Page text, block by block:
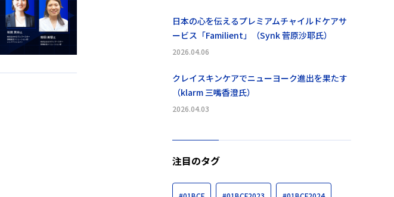
日本の心を伝えるプレミアムチャイルドケアサ
ービス「Familient」（Synk 菅原沙耶氏）
2026.04.06
クレイスキンケアでニューヨーク進出を果たす
（klarm 三嘴香澄氏）
2026.04.03
注目のタグ